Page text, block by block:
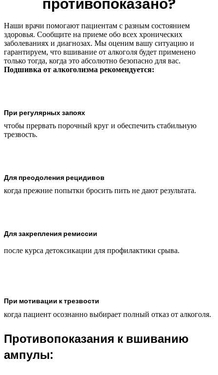
Наши врачи помогают пациентам с разным состоянием
здоровья. Сообщите на приеме обо всех хронических
заболеваниях и диагнозах. Мы оценим вашу ситуацию и
гарантируем, что вшивание от алкоголя будет применено
только тогда, когда это абсолютно безопасно для вас.
Подшивка от алкоголизма рекомендуется:
При регулярных запоях
чтобы прервать порочный круг и обеспечить стабильную
трезвость.
Для преодоления рецидивов
когда прежние попытки бросить пить не дают результата.
Для закрепления ремиссии
после курса детоксикации для профилактики срыва.
При мотивации к трезвости
когда пациент осознанно выбирает полный отказ от алкоголя.
Противопоказания к вшиванию
ампулы: